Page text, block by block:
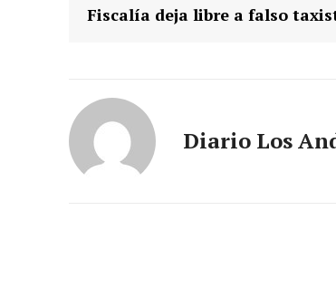
Fiscalía deja libre a falso
Diario Los